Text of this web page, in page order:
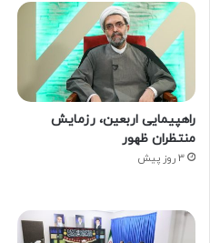
راهپیمایی اربعین، رزمایش
منتظران ظهور
3 روز پیش